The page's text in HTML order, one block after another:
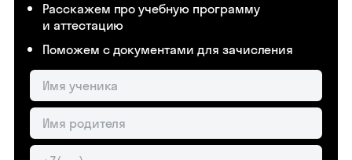
Расскажем про учебную программу
и аттестацию
Поможем с документами для зачисления